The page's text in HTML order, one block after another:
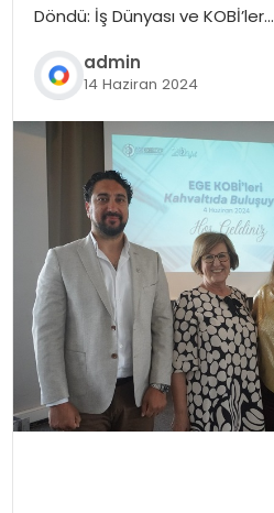
Döndü: İş Dünyası ve KOBİ’ler…
admin
14 Haziran 2024